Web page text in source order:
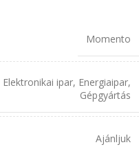
Momento
Elektronikai ipar, Energiaipar,
Gépgyártás
Ajánljuk